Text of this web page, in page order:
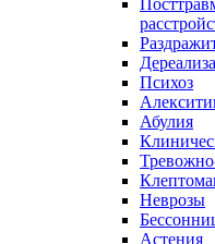
Психоз
Абулия
Неврозы
Астения